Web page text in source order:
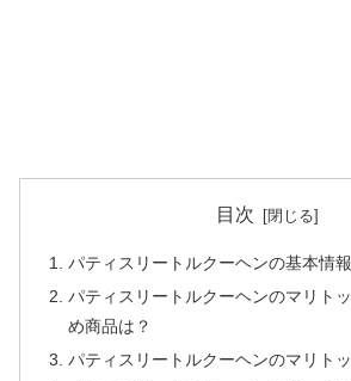
目次
パティスリートルクーヘンの基本情報
パティスリートルクーヘンのマリト
め商品は？
パティスリートルクーヘンのマリト